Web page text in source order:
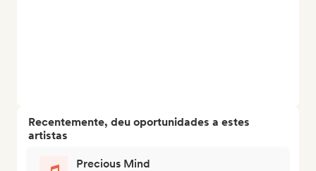
Recentemente, deu oportunidades a estes
artistas
Precious Mind